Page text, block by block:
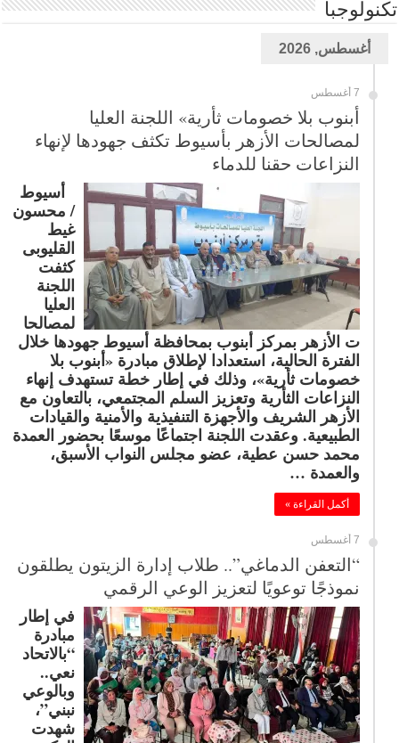
تكنولوجبا
أغسطس, 2026
7 أغسطس
أبنوب بلا خصومات ثأرية» اللجنة العليا
لمصالحات الأزهر بأسيوط تكثف جهودها لإنهاء
النزاعات حقنا للدماء
أسيوط
/ محسون
غيط
القليوبى
كثفت
اللجنة
العليا
لمصالحا
ت الأزهر بمركز أبنوب بمحافظة أسيوط جهودها خلال
الفترة الحالية، استعدادا لإطلاق مبادرة «أبنوب بلا
خصومات ثأرية»، وذلك في إطار خطة تستهدف إنهاء
النزاعات الثأرية وتعزيز السلم المجتمعي، بالتعاون مع
الأزهر الشريف والأجهزة التنفيذية والأمنية والقيادات
الطبيعية. وعقدت اللجنة اجتماعًا موسعًا بحضور العمدة
محمد حسن عطية، عضو مجلس النواب الأسبق،
والعمدة …
أكمل القراءة »
7 أغسطس
“التعفن الدماغي”.. طلاب إدارة الزيتون يطلقون
نموذجًا توعويًا لتعزيز الوعي الرقمي
في إطار
مبادرة
“بالاتحاد
نعي..
وبالوعي
نبني”،
شهدت